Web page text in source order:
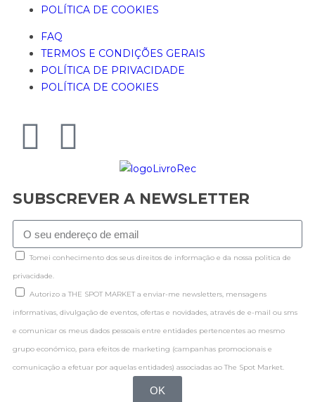
POLÍTICA DE COOKIES
FAQ
TERMOS E CONDIÇÕES GERAIS
POLÍTICA DE PRIVACIDADE
POLÍTICA DE COOKIES
SUBSCREVER A NEWSLETTER
Tomei conhecimento dos seus direitos de informação e da nossa politica de
privacidade.
Autorizo a THE SPOT MARKET a enviar-me newsletters, mensagens
informativas, divulgação de eventos, ofertas e novidades, através de e-mail ou sms
e comunicar os meus dados pessoais entre entidades pertencentes ao mesmo
grupo económico, para efeitos de marketing (campanhas promocionais e
comunicação a efetuar por aquelas entidades) associadas ao The Spot Market.
OK